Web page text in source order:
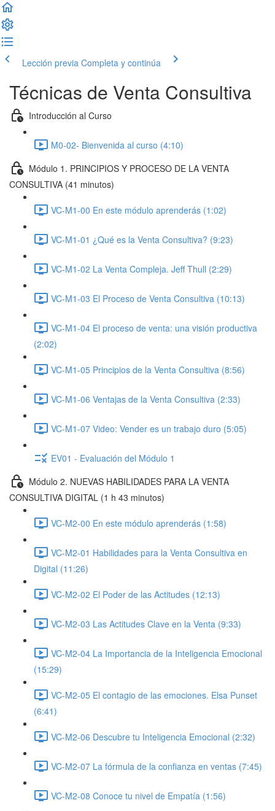
Lección previa Completa y continúa
Técnicas de Venta Consultiva
Introducción al Curso
M0-02- Bienvenida al curso (4:10)
Módulo 1. PRINCIPIOS Y PROCESO DE LA VENTA
CONSULTIVA (41 minutos)
VC-M1-00 En este módulo aprenderás (1:02)
VC-M1-01 ¿Qué es la Venta Consultiva? (9:23)
VC-M1-02 La Venta Compleja. Jeff Thull (2:29)
VC-M1-03 El Proceso de Venta Consultiva (10:13)
VC-M1-04 El proceso de venta: una visión productiva
(2:02)
VC-M1-05 Principios de la Venta Consultiva (8:56)
VC-M1-06 Ventajas de la Venta Consultiva (2:33)
VC-M1-07 Video: Vender es un trabajo duro (5:05)
EV01 - Evaluación del Módulo 1
Módulo 2. NUEVAS HABILIDADES PARA LA VENTA
CONSULTIVA DIGITAL (1 h 43 minutos)
VC-M2-00 En este módulo aprenderás (1:58)
VC-M2-01 Habilidades para la Venta Consultiva en
Digital (11:26)
VC-M2-02 El Poder de las Actitudes (12:13)
VC-M2-03 Las Actitudes Clave en la Venta (9:33)
VC-M2-04 La Importancia de la Inteligencia Emocional
(15:29)
VC-M2-05 El contagio de las emociones. Elsa Punset
(6:41)
VC-M2-06 Descubre tu Inteligencia Emocional (2:32)
VC-M2-07 La fórmula de la confianza en ventas (7:45)
VC-M2-08 Conoce tu nivel de Empatía (1:56)